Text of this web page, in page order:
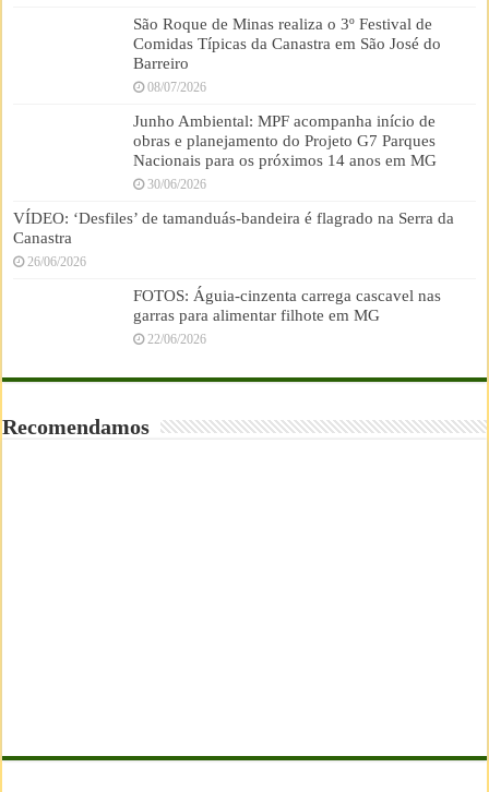
São Roque de Minas realiza o 3º Festival de
Comidas Típicas da Canastra em São José do
Barreiro
08/07/2026
Junho Ambiental: MPF acompanha início de
obras e planejamento do Projeto G7 Parques
Nacionais para os próximos 14 anos em MG
30/06/2026
VÍDEO: ‘Desfiles’ de tamanduás-bandeira é flagrado na Serra da
Canastra
26/06/2026
FOTOS: Águia-cinzenta carrega cascavel nas
garras para alimentar filhote em MG
22/06/2026
Recomendamos